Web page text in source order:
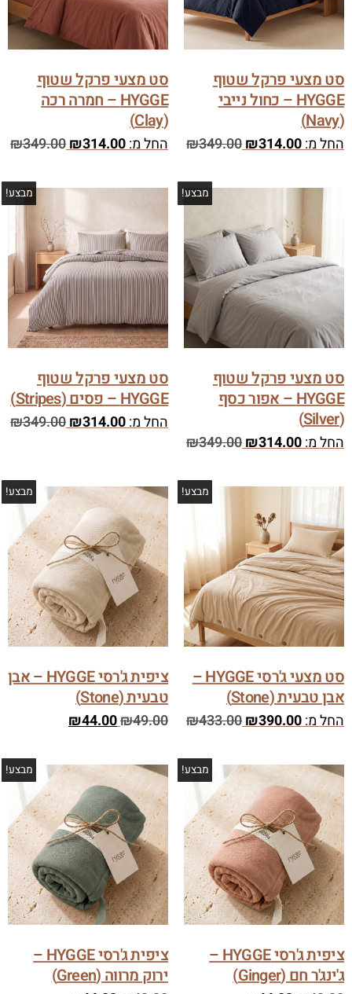
סט מצעי פרקל שטוף
HYGGE – כחול נייבי
(Navy)
החל מ: ₪314.00
₪349.00
סט מצעי פרקל שטוף
HYGGE – חמרה רכה
(Clay)
החל מ: ₪314.00
₪349.00
מבצע!
סט מצעי פרקל שטוף
HYGGE – אפור כסף
(Silver)
החל מ: ₪314.00
₪349.00
מבצע!
סט מצעי פרקל שטוף
HYGGE – פסים (Stripes)
החל מ: ₪314.00
₪349.00
מבצע!
סט מצעי ג'רסי HYGGE –
אבן טבעית (Stone)
החל מ: ₪390.00
₪433.00
מבצע!
ציפית ג'רסי HYGGE – אבן
טבעית (Stone)
₪49.00
₪44.00
מבצע!
ציפית ג'רסי HYGGE –
ג'ינג'ר חם (Ginger)
מבצע!
ציפית ג'רסי HYGGE –
ירוק מרווה (Green)